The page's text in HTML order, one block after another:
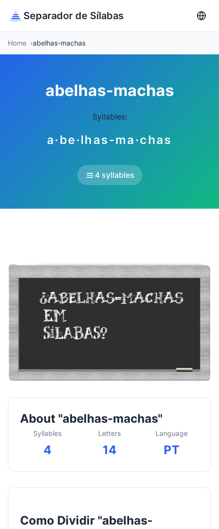
Separador de Sílabas
Home abelhas-machas
abelhas-machas
Syllables:
a·be·lhas-ma·chas
4 syllables
About "abelhas-machas"
Syllables
4
Letters
14
Language
PT
Como Dividir "abelhas-